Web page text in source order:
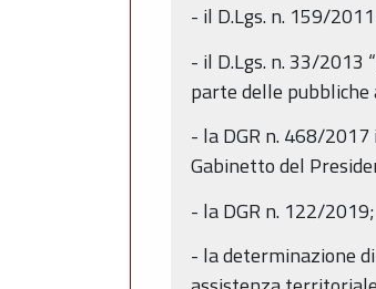
- il D.Lgs. n. 159/
- il D.Lgs. n. 33/
parte delle
- la DGR n. 468/
Gabinetto del
- la DGR n. 122/2019;
- la determinazione